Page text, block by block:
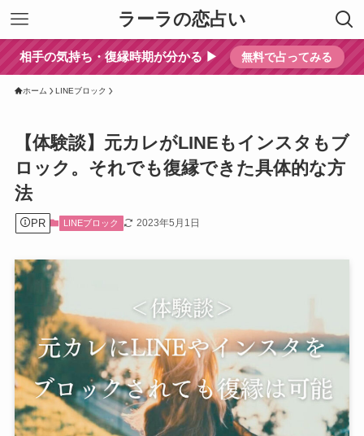
ラーラの恋占い
相手の気持ち・復縁時期が分かる ▶︎ 無料で占ってみる
ホーム LINEブロック
【体験談】元カレがLINEもインスタもブ
ロック。それでも復縁できた具体的な方
法
PR LINEブロック 2023年5月1日